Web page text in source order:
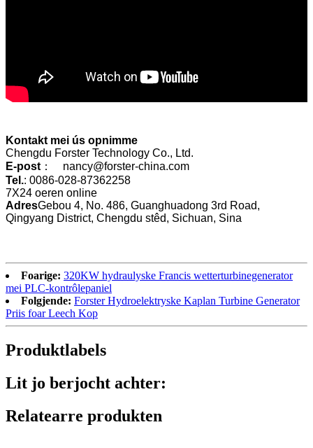
Kontakt mei ús opnimme
Chengdu Forster Technology Co., Ltd.
E-post ： nancy@forster-china.com
Tel.: 0086-028-87362258
7X24 oeren online
AdresGebou 4, No. 486, Guanghuadong 3rd Road,
Qingyang District, Chengdu stêd, Sichuan, Sina
Foarige: 320KW hydraulyske Francis wetterturbinegenerator
mei PLC-kontrôlepaniel
Folgjende: Forster Hydroelektryske Kaplan Turbine Generator
Priis foar Leech Kop
Produktlabels
Lit jo berjocht achter:
Relatearre produkten